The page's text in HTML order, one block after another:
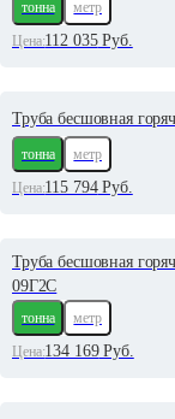
тонна
метр
Цена:112 035Руб.
Труба бесшовная
тонна
метр
Цена:115 794Руб.
Труба бесшовная
09Г2С
тонна
метр
Цена:134 169Руб.